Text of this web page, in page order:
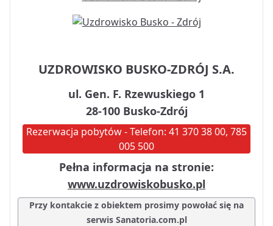
UZDROWISKO BUSKO-ZDRÓJ S.A.
ul. Gen. F. Rzewuskiego 1
28-100 Busko-Zdrój
Rezerwacja pobytów - Telefon: 41 370 38 00, 785
005 500
Pełna informacja na stronie:
www.uzdrowiskobusko.pl
Przy kontakcie z obiektem prosimy powołać się na
serwis Sanatoria.com.pl